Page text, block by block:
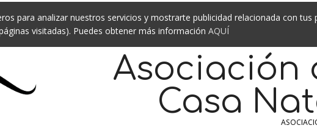
Asociación
Casa
para analizar nuestros servicios y mostrarte publicidad relacionada con
visitadas). Puedes obtener más información AQUÍ